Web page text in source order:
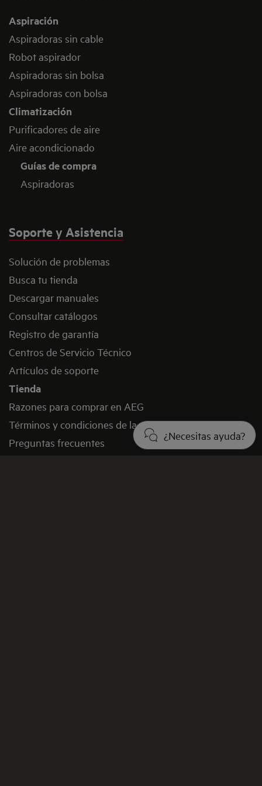
¿Necesitas ayuda?
Aspiración
Aspiradoras sin cable
Robot aspirador
Aspiradoras sin bolsa
Aspiradoras con bolsa
Climatización
Purificadores de aire
Aire acondicionado
Guías de compra
Aspiradoras
Soporte y Asistencia
Solución de problemas
Busca tu tienda
Descargar manuales
Consultar catálogos
Registro de garantía
Centros de Servicio Técnico
Artículos de soporte
Tienda
Razones para comprar en AEG
Términos y condiciones de la compra
Preguntas frecuentes